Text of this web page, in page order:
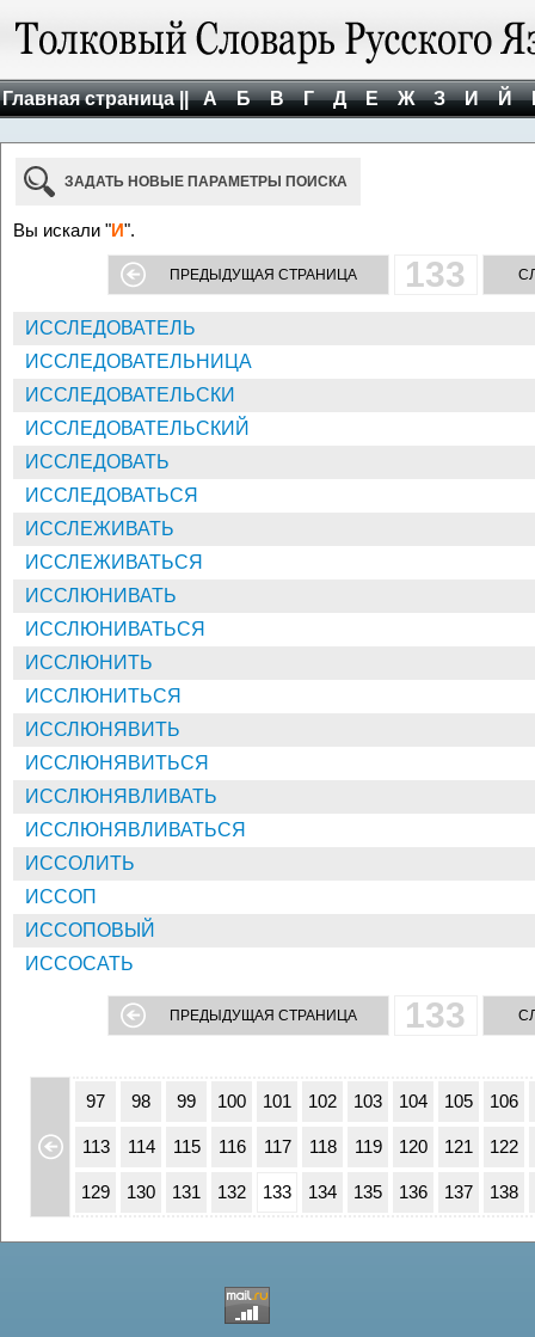
Главная страница || А Б В Г Д Е Ж З И Й
ЗАДАТЬ НОВЫЕ ПАРАМЕТРЫ ПОИСКА
Вы искали "И".
ПРЕДЫДУЩАЯ СТРАНИЦА 133
ИССЛЕДОВАТЕЛЬ
ИССЛЕДОВАТЕЛЬНИЦА
ИССЛЕДОВАТЕЛЬСКИ
ИССЛЕДОВАТЕЛЬСКИЙ
ИССЛЕДОВАТЬ
ИССЛЕДОВАТЬСЯ
ИССЛЕЖИВАТЬ
ИССЛЕЖИВАТЬСЯ
ИССЛЮНИВАТЬ
ИССЛЮНИВАТЬСЯ
ИССЛЮНИТЬ
ИССЛЮНИТЬСЯ
ИССЛЮНЯВИТЬ
ИССЛЮНЯВИТЬСЯ
ИССЛЮНЯВЛИВАТЬ
ИССЛЮНЯВЛИВАТЬСЯ
ИССОЛИТЬ
ИССОП
ИССОПОВЫЙ
ИССОСАТЬ
ПРЕДЫДУЩАЯ СТРАНИЦА 133
80
97 98 99 100 101 102 103 104 105 106
113 114 115 116 117 118 119 120 121 122
129 130 131 132 133 134 135 136 137 138